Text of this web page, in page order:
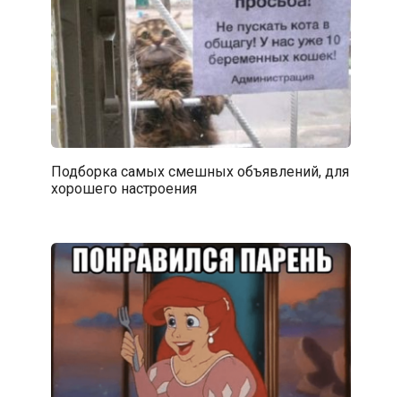
Подборка самых смешных объявлений, для
хорошего настроения